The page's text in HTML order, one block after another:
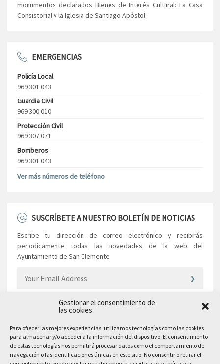
Gestionar el consentimiento de
las cookies
Para ofrecer las mejores experiencias, utilizamos tecnologías como las cookies
para almacenar y/o acceder a la información del dispositivo. El consentimiento
de estas tecnologías nos permitirá procesar datos como el comportamiento de
navegación o las identificaciones únicas en este sitio. No consentir o retirar el
monumentos declarados Bienes de Interés Cultural: La Casa
Consistorial y la Iglesia de Santiago Apóstol.
EMERGENCIAS
Policía Local
969 301 043
Guardia Civil
969 300 010
Protección Civil
969 307 071
Bomberos
969 301 043
Ver más números de teléfono
SUSCRÍBETE A NUESTRO BOLETÍN DE NOTICIAS
Escribe tu dirección de correo electrónico y recibirás
periodicamente todas las novedades de la web del
Ayuntamiento de San Clemente
EL AYUNTAMIENTO
Plaza Mayor, 10
San Clemente, 16600, Cuenca